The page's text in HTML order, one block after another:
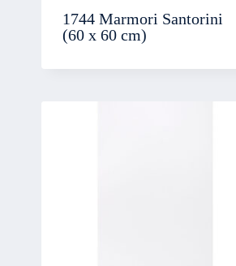
1744 Marmori Santorini
(60 x 60 cm)